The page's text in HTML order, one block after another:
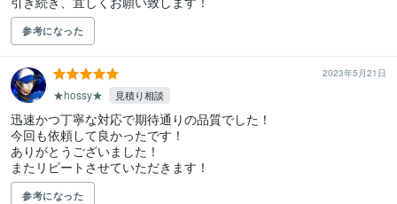
参考になった
2023年5月21日
★hossy★ 見積り相談
迅速かつ丁寧な対応で期待通りの品質でした！
今回も依頼して良かったです！
ありがとうございました！
またリピートさせていただきます！
参考になった